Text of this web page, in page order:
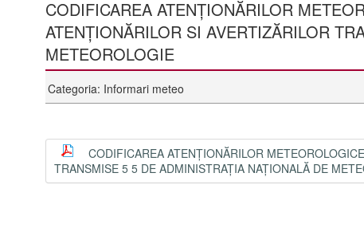
CODIFICAREA ATENȚIONĂRILOR
ATENȚIONĂRILOR SI AVERTIZĂRILOR
METEOROLOGIE
Categoria: Informari meteo
CODIFICAREA ATENȚIONĂRILOR
TRANSMISE 5 5 DE ADMINISTRAȚIA NAȚIONALĂ DE